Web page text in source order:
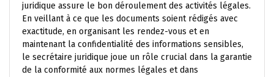
juridique assure le bon déroulement des activités légales.
En veillant à ce que les documents soient rédigés avec
exactitude, en organisant les rendez-vous et en
maintenant la confidentialité des informations sensibles,
le secrétaire juridique joue un rôle crucial dans la garantie
de la conformité aux normes légales et dans